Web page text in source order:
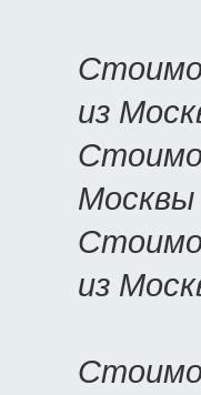
из
Москвы
из